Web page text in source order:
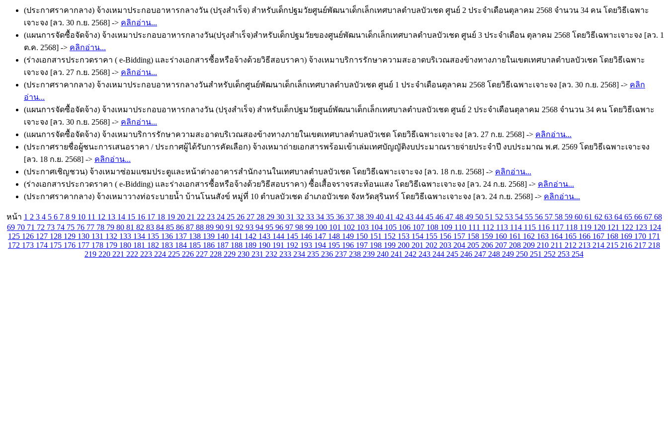
(ประกาศราคากลาง) จ้างเหมาประกอบอาหารกลางวัน (ปรุงสำเร็จ) สำหรับเด็กปฐมวัยศูนย์พัฒนาเด็กเล็กเทศบาลตำบลบัวเชด ศูนย์ 2 ประจำเดือนตุลาคม 2568 จำนวน 34 คน โดยวิธีเฉพาะ
เจาะจง [ลว. 30 ก.ย. 2568] -> คลิกอ่าน...
(แผนการจัดซื้อจัดจ้าง) จ้างเหมาประกอบอาหารกลางวัน(ปรุงสำเร็จ)สำหรับเด็กปฐมวัยของศูนย์พัฒนาเด็กเล็กเทศบาลตำบลบัวเชด ศูนย์ 3 ประจำเดือน ตุลาคม 2568 โดยวิธีเฉพาะเจาะจง [ลว. 1
ต.ค. 2568] -> คลิกอ่าน...
(ร่างเอกสารประกวดราคา ( e-Bidding) และร่างเอกสารซื้อหรือจ้างด้วยวิธีสอบราคา) จ้างเหมาบริการรักษาความสะอาดบริเวณสองข้างทางภายในเขตเทศบาลตำบลบัวเชด โดยวิธีเฉพาะ
เจาะจง [ลว. 27 ก.ย. 2568] -> คลิกอ่าน...
(ประกาศราคากลาง) จ้างเหมาประกอบอาหารกลางวันสำหรับเด็กศูนย์พัฒนาเด็กเล็กเทศบาลตำบลบัวเชด ศูนย์ 1 ประจำเดือนตุลาคม 2568 โดยวิธีเฉพาะเจาะจง [ลว. 30 ก.ย. 2568] -> คลิก
อ่าน...
(แผนการจัดซื้อจัดจ้าง) จ้างเหมาประกอบอาหารกลางวัน (ปรุงสำเร็จ) สำหรับเด็กปฐมวัยศูนย์พัฒนาเด็กเล็กเทศบาลตำบลบัวเชด ศูนย์ 2 ประจำเดือนตุลาคม 2568 จำนวน 34 คน โดยวิธีเฉพาะ
เจาะจง [ลว. 30 ก.ย. 2568] -> คลิกอ่าน...
(แผนการจัดซื้อจัดจ้าง) จ้างเหมาบริการรักษาความสะอาดบริเวณสองข้างทางภายในเขตเทศบาลตำบลบัวเชด โดยวิธีเฉพาะเจาะจง [ลว. 27 ก.ย. 2568] -> คลิกอ่าน...
(ประกาศรายชื่อผู้ชนะการเสนอราคา / ประกาศผู้ได้รับการคัดเลือก) จ้างเหมาถ่ายเอกสารพร้อมเข้าเล่มเทศบัญญัติงบประมาณรายจ่ายประจำปี งบประมาณ พ.ศ. 2569 โดยวิธีเฉพาะเจาะจง
[ลว. 18 ก.ย. 2568] -> คลิกอ่าน...
(ประกาศเชิญชวน) จ้างเหมาซ่อมแซมประตูและหน้าต่างอาคารสำนักงานในเทศบาลตำบลบัวเชด โดยวิธีเฉพาะเจาะจง [ลว. 18 ก.ย. 2568] -> คลิกอ่าน...
(ร่างเอกสารประกวดราคา ( e-Bidding) และร่างเอกสารซื้อหรือจ้างด้วยวิธีสอบราคา) ซื้อเสื้อจราจรสะท้อนแสง โดยวิธีเฉพาะเจาะจง [ลว. 24 ก.ย. 2568] -> คลิกอ่าน...
(ประกาศราคากลาง) จ้างเหมาวางท่อระบายน้ำ บ้านโนนสังข์ หมู่ที่ 10 ตำบลบัวเชด อำเภอบัวเชด จังหวัดสุรินทร์ โดยวิธีเฉพาะเจาะจง [ลว. 24 ก.ย. 2568] -> คลิกอ่าน...
หน้า 1 2 3 4 5 6 7 8 9 10 11 12 13 14 15 16 17 18 19 20 21 22 23 24 25 26 27 28 29 30 31 32 33 34 35 36 37 38 39 40 41 42 43 44 45 46 47 48 49 50 51 52 53 54 55 56 57 58 59 60 61 62 63 64 65 66 67 68
69 70 71 72 73 74 75 76 77 78 79 80 81 82 83 84 85 86 87 88 89 90 91 92 93 94 95 96 97 98 99 100 101 102 103 104 105 106 107 108 109 110 111 112 113 114 115 116 117 118 119 120 121 122 123 124
125 126 127 128 129 130 131 132 133 134 135 136 137 138 139 140 141 142 143 144 145 146 147 148 149 150 151 152 153 154 155 156 157 158 159 160 161 162 163 164 165 166 167 168 169 170 171
172 173 174 175 176 177 178 179 180 181 182 183 184 185 186 187 188 189 190 191 192 193 194 195 196 197 198 199 200 201 202 203 204 205 206 207 208 209 210 211 212 213 214 215 216 217 218
219 220 221 222 223 224 225 226 227 228 229 230 231 232 233 234 235 236 237 238 239 240 241 242 243 244 245 246 247 248 249 250 251 252 253 254